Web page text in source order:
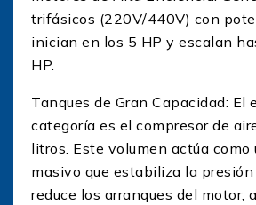
trifásicos (220V/440V) con
inician en los 5 HP y escalan
HP.
Tanques de Gran Capacidad: El
categoría es el compresor de
litros. Este volumen actúa como
masivo que estabiliza la
reduce los arranques del motor,